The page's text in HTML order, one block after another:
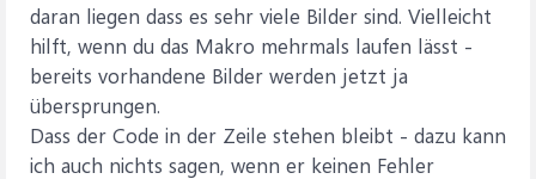
daran liegen dass es sehr viele Bilder sind. Vielleicht
hilft, wenn du das Makro mehrmals laufen lässt -
bereits vorhandene Bilder werden jetzt ja
übersprungen.
Dass der Code in der Zeile stehen bleibt - dazu kann
ich auch nichts sagen, wenn er keinen Fehler